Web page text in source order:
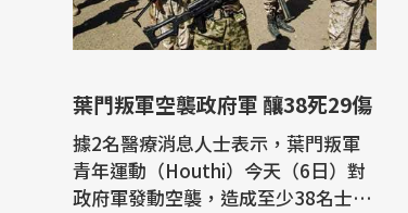
葉門叛軍空襲政府軍 釀38死29傷
據2名醫療消息人士表示，葉門叛軍
青年運動（Houthi）今天（6日）對
政府軍發動空襲，造成至少38名士兵